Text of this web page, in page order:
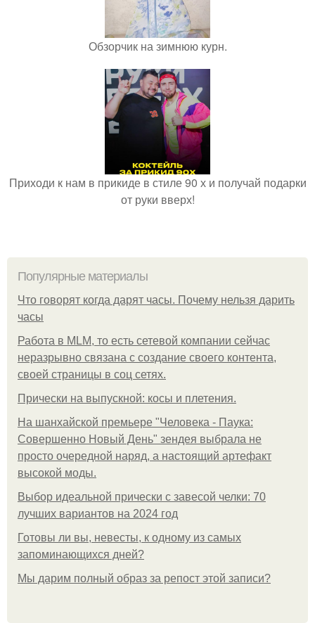
Обзорчик на зимнюю курн.
Приходи к нам в прикиде в стиле 90 х и получай подарки
от руки вверх!
Популярные материалы
Что говорят когда дарят часы. Почему нельзя дарить
часы
Работа в MLM, то есть сетевой компании сейчас
неразрывно связана с создание своего контента,
своей страницы в соц сетях.
Прически на выпускной: косы и плетения.
На шанхайской премьере "Человека - Паука:
Совершенно Новый День" зендея выбрала не
просто очередной наряд, а настоящий артефакт
высокой моды.
Выбор идеальной прически с завесой челки: 70
лучших вариантов на 2024 год
Готовы ли вы, невесты, к одному из самых
запоминающихся дней?
Мы дарим полный образ за репост этой записи?